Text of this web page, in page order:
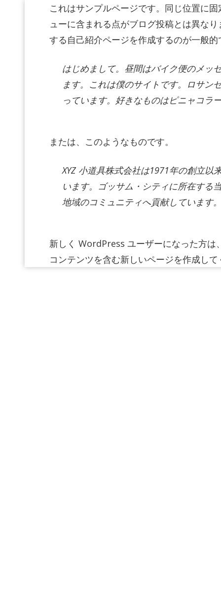
これはサンプルページです。同じ位置に
ューに含まれる点がブログ投稿とは異な
する自己紹介ページを作成するのが一般
はじめまして。昼間はバイク便のメッ
ます。これは僕のサイトです。ロサン
っています。好きなものはピニャコラ
または、このようなものです。
XYZ 小道具株式会社は1971年の創立
います。ゴッサム・シティに所在する
地域のコミュニティへ貢献しています
新しく WordPress ユーザーになった方は
コンテンツを含む新しいページを作成し